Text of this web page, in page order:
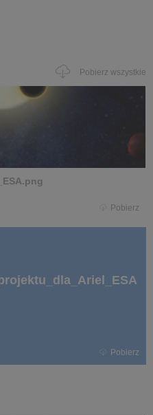
Pobierz wszystkie
Pobierz
Pobierz